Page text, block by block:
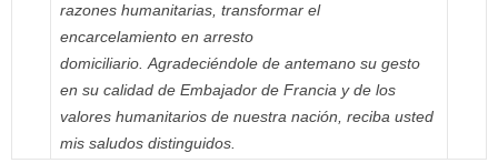
razones humanitarias, transformar el
encarcelamiento en arresto
domiciliario. Agradeciéndole de antemano su gesto
en su calidad de Embajador de Francia y de los
valores humanitarios de nuestra nación, reciba usted
mis saludos distinguidos.